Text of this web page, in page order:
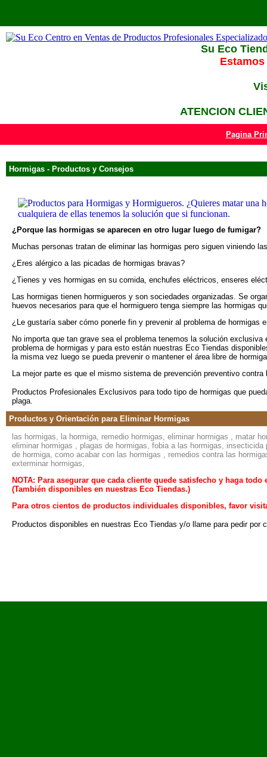
Su Eco
ATENCION
Pagina
Hormigas - Productos y Consejos
¿Porque las hormigas se aparecen en otro lugar luego de fumigar?
Muchas personas tratan de eliminar las hormigas pero siguen viniendo
¿Eres alérgico a las picadas de hormigas bravas?
¿Tienes y ves hormigas en su comida, enchufes eléctricos, enseres
Las hormigas tienen hormigueros y son sociedades organizadas. Se
huevos necesarios para que el hormiguero tenga siempre las hormigas
¿Le gustaría saber cómo ponerle fin y prevenir al problema de hormigas
No importa que tan grave sea el problema tenemos la solución
problema de hormigas y para esto están nuestras Eco Tiendas
la misma vez luego se pueda prevenir o mantener el área libre de
La mejor parte es que el mismo sistema de prevención preventivo
Productos Profesionales Exclusivos para todo tipo de hormigas que
plaga.
Productos y Orientación para Eliminar Hormigas
las hormigas, la hormiga, remedio hormigas, eliminar hormigas , matar
eliminar hormigas , plagas de hormigas, fobia a las hormigas,
de hormiga, como acabar con las hormigas , remedios contra las
exterminar hormigas,
NOTA: Para asegurar que cada cliente quede satisfecho y haga
(También disponibles en nuestras Eco Tiendas.)
Para otros cientos de productos individuales disponibles, favor
Productos disponibles en nuestras Eco Tiendas y/o llame para pedir por